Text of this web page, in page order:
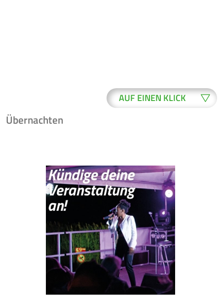
AUF EINEN KLICK
ONLINE-
FORMULARE NEWSLETTER
RATSINFO VERANSTAL-
JOBS BEKANNT-
Übernachten